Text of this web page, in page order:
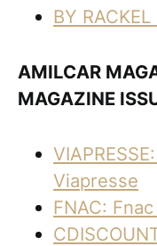
BY RACKEL
AMILCAR
MAGAZINE
Viapresse
FNAC: